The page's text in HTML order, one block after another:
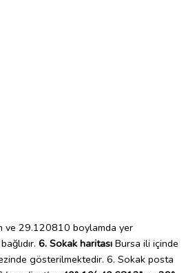
29.120810 boylamda yer
6. Sokak haritası Bursa ili içinde
gösterilmektedir. 6. Sokak posta